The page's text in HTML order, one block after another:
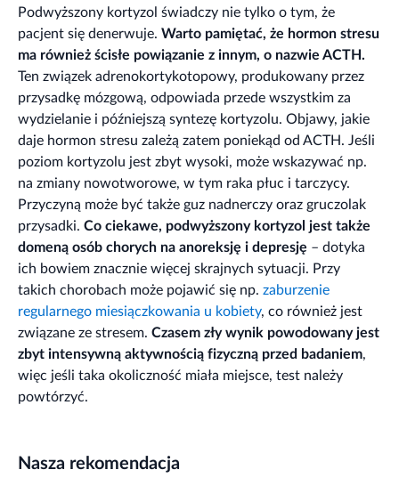
Podwyższony kortyzol świadczy nie tylko o tym, że
pacjent się denerwuje. Warto pamiętać, że hormon stresu
ma również ścisłe powiązanie z innym, o nazwie ACTH.
Ten związek adrenokortykotopowy, produkowany przez
przysadkę mózgową, odpowiada przede wszystkim za
wydzielanie i późniejszą syntezę kortyzolu. Objawy, jakie
daje hormon stresu zależą zatem poniekąd od ACTH. Jeśli
poziom kortyzolu jest zbyt wysoki, może wskazywać np.
na zmiany nowotworowe, w tym raka płuc i tarczycy.
Przyczyną może być także guz nadnerczy oraz gruczolak
przysadki. Co ciekawe, podwyższony kortyzol jest także
domeną osób chorych na anoreksję i depresję – dotyka
ich bowiem znacznie więcej skrajnych sytuacji. Przy
takich chorobach może pojawić się np. zaburzenie
regularnego miesiączkowania u kobiety, co również jest
związane ze stresem. Czasem zły wynik powodowany jest
zbyt intensywną aktywnością fizyczną przed badaniem,
więc jeśli taka okoliczność miała miejsce, test należy
powtórzyć.
Nasza rekomendacja